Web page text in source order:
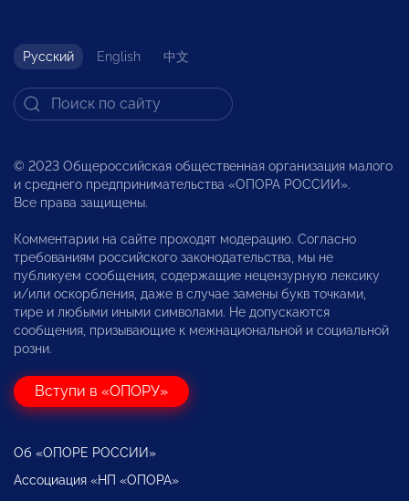
Русский English 中文
© 2023 Общероссийская общественная организация малого
и среднего предпринимательства «ОПОРА РОССИИ».
Все права защищены.
Комментарии на сайте проходят модерацию. Согласно
требованиям российского законодательства, мы не
публикуем сообщения, содержащие нецензурную лексику
и/или оскорбления, даже в случае замены букв точками,
тире и любыми иными символами. Не допускаются
сообщения, призывающие к межнациональной и социальной
розни.
Вступи в «ОПОРУ»
Об «ОПОРЕ РОССИИ»
Ассоциация «НП «ОПОРА»